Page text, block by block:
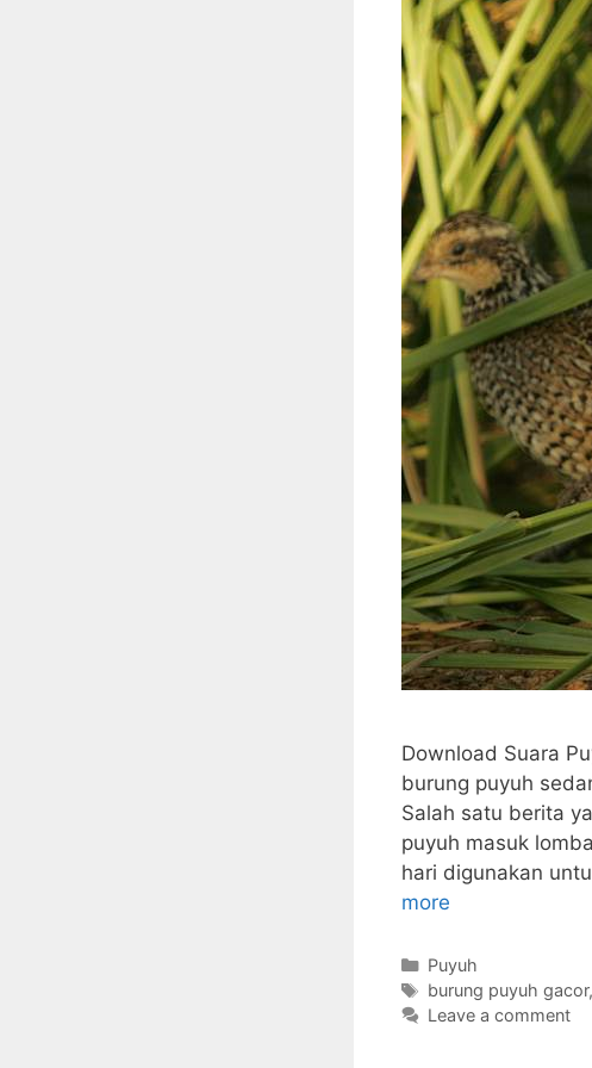
Download Suara
burung puyuh
Salah satu berita
puyuh masuk
hari digunakan
more
Categories
Puyuh
Tags
burung puyuh gacor,
Leave a comment